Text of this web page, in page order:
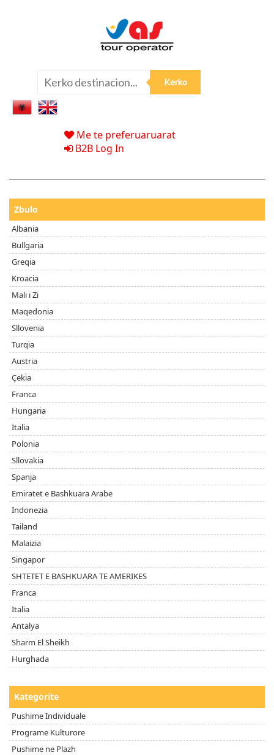
Me te preferuaruarat
B2B Log In
Zbulo
Albania
Bullgaria
Greqia
Kroacia
Mali i Zi
Maqedonia
Sllovenia
Turqia
Austria
Çekia
Franca
Hungaria
Italia
Polonia
Sllovakia
Spanja
Emiratet e Bashkuara Arabe
Indonezia
Tailand
Malaizia
Singapor
SHTETET E BASHKUARA TE AMERIKES
Franca
Italia
Antalya
Sharm El Sheikh
Hurghada
Kategorite
Pushime Individuale
Programe Kulturore
Pushime ne Plazh